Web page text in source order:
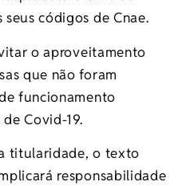
códigos de Cnae.
o aproveitamento
que não foram
funcionamento
Covid-19.
titularidade, o texto
responsabilidade